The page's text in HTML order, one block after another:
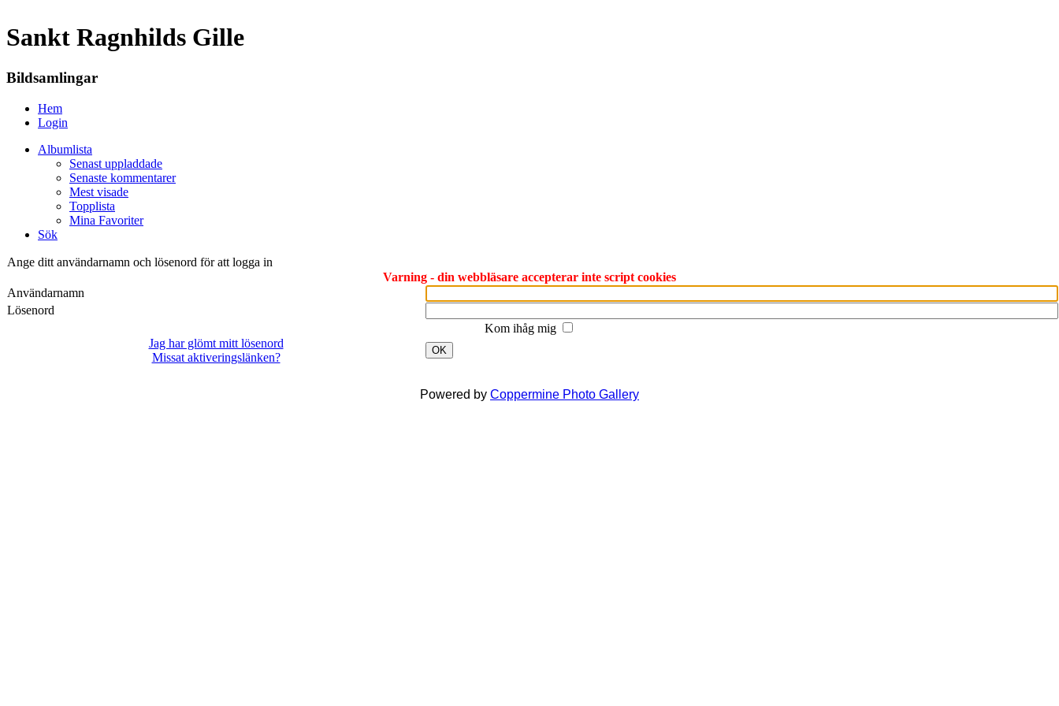
Sankt Ragnhilds Gille
Bildsamlingar
Hem
Login
Albumlista
Senast uppladdade
Senaste kommentarer
Mest visade
Topplista
Mina Favoriter
Sök
Ange ditt användarnamn och lösenord för att logga in
Varning - din webbläsare accepterar inte script cookies
Användarnamn
Lösenord
Kom ihåg mig
Jag har glömt mitt lösenord
Missat aktiveringslänken?
OK
Powered by Coppermine Photo Gallery